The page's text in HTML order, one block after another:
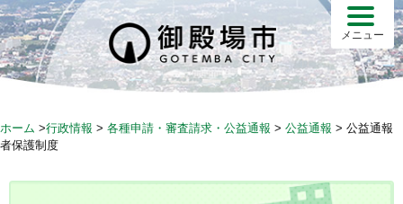
S
k
i
p
c
メニュー
ホーム >行政情報 > 各種申請・審査請求・公益通報 > 公益通報 > 公益通報
者保護制度